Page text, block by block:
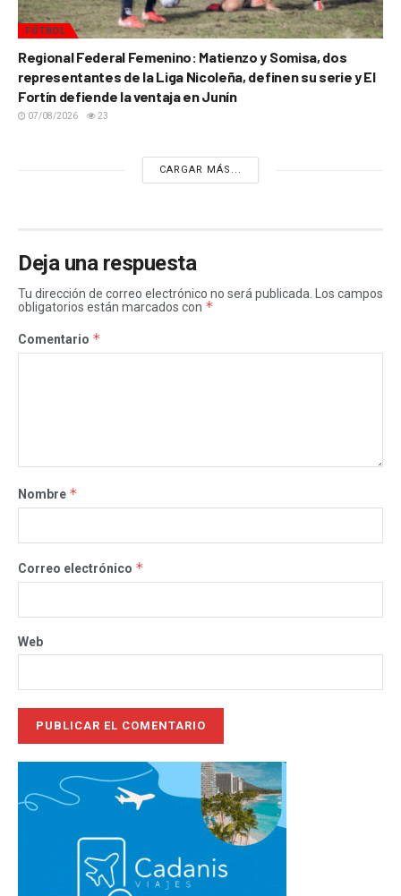
FÚTBOL
Regional Federal Femenino: Matienzo y Somisa, dos
representantes de la Liga Nicoleña, definen su serie y El
Fortín defiende la ventaja en Junín
07/08/2026 23
CARGAR MÁS...
Deja una respuesta
Tu dirección de correo electrónico no será publicada. Los campos
obligatorios están marcados con *
Comentario *
Nombre *
Correo electrónico *
Web